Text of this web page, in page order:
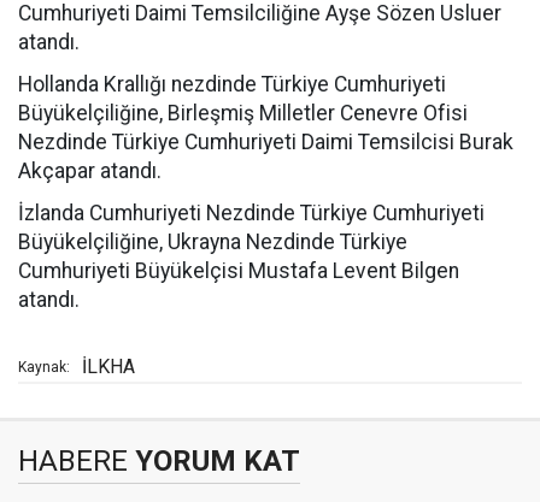
Cumhuriyeti Daimi Temsilciliğine Ayşe Sözen Usluer
atandı.
Hollanda Krallığı nezdinde Türkiye Cumhuriyeti
Büyükelçiliğine, Birleşmiş Milletler Cenevre Ofisi
Nezdinde Türkiye Cumhuriyeti Daimi Temsilcisi Burak
Akçapar atandı.
İzlanda Cumhuriyeti Nezdinde Türkiye Cumhuriyeti
Büyükelçiliğine, Ukrayna Nezdinde Türkiye
Cumhuriyeti Büyükelçisi Mustafa Levent Bilgen
atandı.
Kaynak: İLKHA
HABERE YORUM KAT